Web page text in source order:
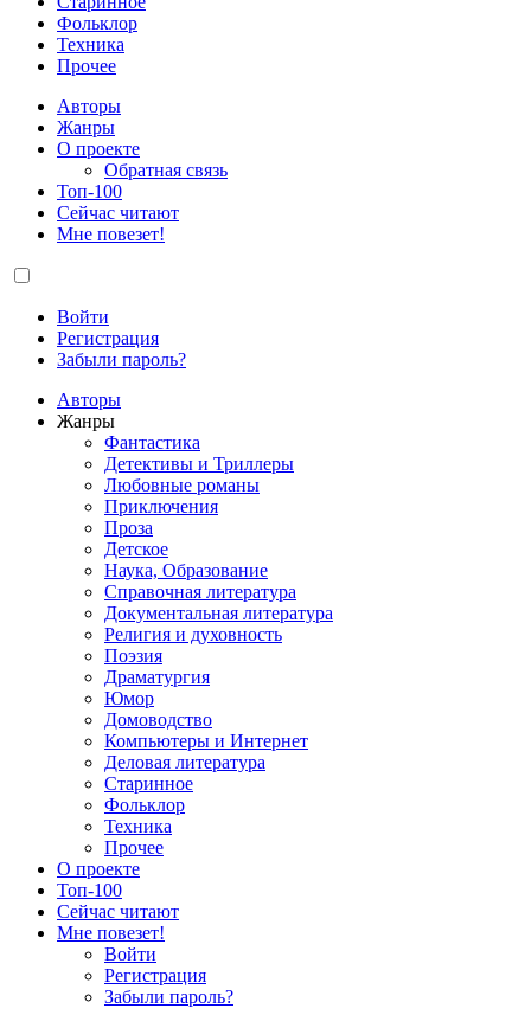
Фольклор
Техника
Прочее
Авторы
Жанры
О проекте
Обратная связь
Топ-100
Сейчас читают
Мне повезет!
Войти
Регистрация
Забыли пароль?
Авторы
Жанры
Фантастика
Детективы и Триллеры
Любовные романы
Приключения
Проза
Детское
Наука, Образование
Справочная литература
Документальная литература
Религия и духовность
Поэзия
Драматургия
Юмор
Домоводство
Компьютеры и Интернет
Деловая литература
Старинное
Фольклор
Техника
Прочее
О проекте
Топ-100
Сейчас читают
Мне повезет!
Войти
Регистрация
Забыли пароль?